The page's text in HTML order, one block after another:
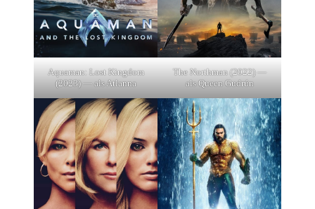
Aquaman: Lost Kingdom
(2023) — als Atlanna
The Northman (2022) —
als Queen Gudrún